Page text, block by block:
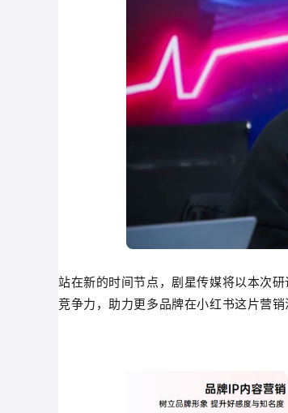
站在新的时间节点，剧星传媒将以本次
竞争力，助力更多品牌在小红书这片营销